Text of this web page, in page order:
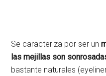
Se caracteriza por ser un
las mejillas son
bastante naturales